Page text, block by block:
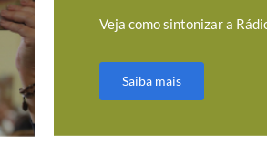
Veja como sintonizar a
Saiba mais